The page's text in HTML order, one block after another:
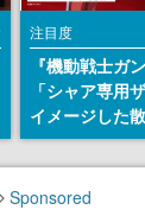
注目度
『機動戦士ガ
「シャア専用
イメージした
リールが予約
にはシャアの
マークやジオン
Sponsored